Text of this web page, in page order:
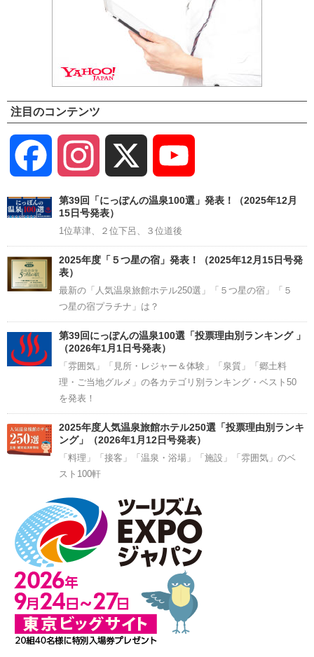
注目のコンテンツ
Facebook Instagram
Channel
第39回「にっぽんの温泉100選」発表！（2025年12月
15日号発表）
1位草津、２位下呂、３位道後
2025年度「５つ星の宿」発表！（2025年12月15日号発
表）
最新の「人気温泉旅館ホテル250選」「５つ星の宿」「５
つ星の宿プラチナ」は？
第39回にっぽんの温泉100選「投票理由別ランキング 」
（2026年1月1日号発表）
「雰囲気」「見所・レジャー＆体験」「泉質」「郷土料
理・ご当地グルメ」の各カテゴリ別ランキング・ベスト50
を発表！
2025年度人気温泉旅館ホテル250選「投票理由別ランキ
ング」（2026年1月12日号発表）
「料理」「接客」「温泉・浴場」「施設」「雰囲気」のベ
スト100軒